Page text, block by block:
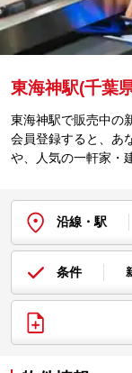
東海神駅(千葉
東海神駅で販売中の
会員登録すると、あ
や、人気の一軒家・
沿線・駅
条件